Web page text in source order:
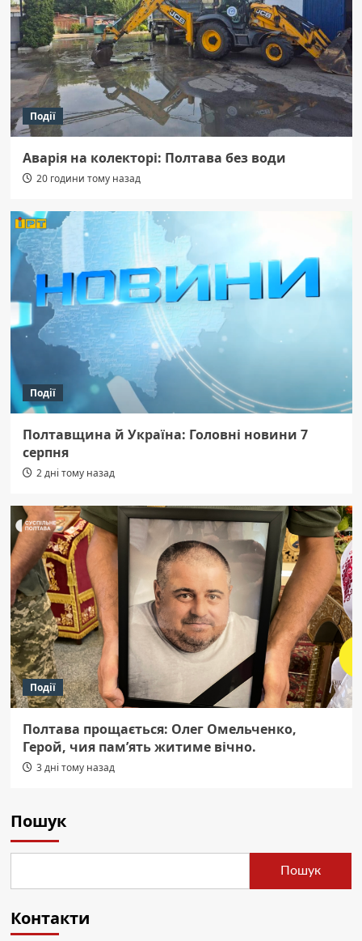
Події
Аварія на колекторі: Полтава без води
20 години тому назад
Події
Полтавщина й Україна: Головні новини 7
серпня
2 дні тому назад
Події
Полтава прощається: Олег Омельченко,
Герой, чия пам’ять житиме вічно.
3 дні тому назад
Пошук
Пошук
Контакти